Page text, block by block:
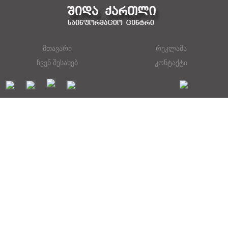
მთავარი
რეკლამა
ჩვენ შესახებ
კონტაქტი